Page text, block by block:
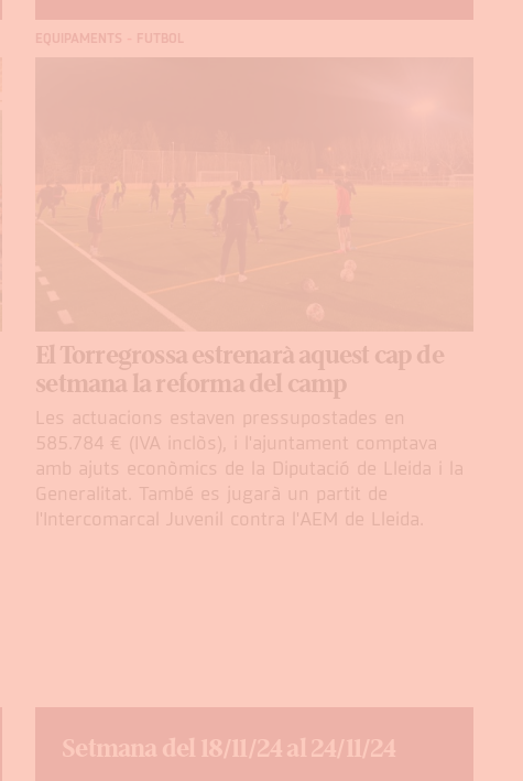
EQUIPAMENTS FUTBOL
El Torregrossa estrenarà aquest cap de
setmana la reforma del camp
Les actuacions estaven pressupostades en
585.784 € (IVA inclòs), i l'ajuntament comptava
amb ajuts econòmics de la Diputació de Lleida i la
Generalitat. També es jugarà un partit de
l'Intercomarcal Juvenil contra l'AEM de Lleida.
Setmana del 18/11/24 al 24/11/24